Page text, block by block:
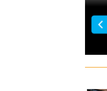
a bíróságokon